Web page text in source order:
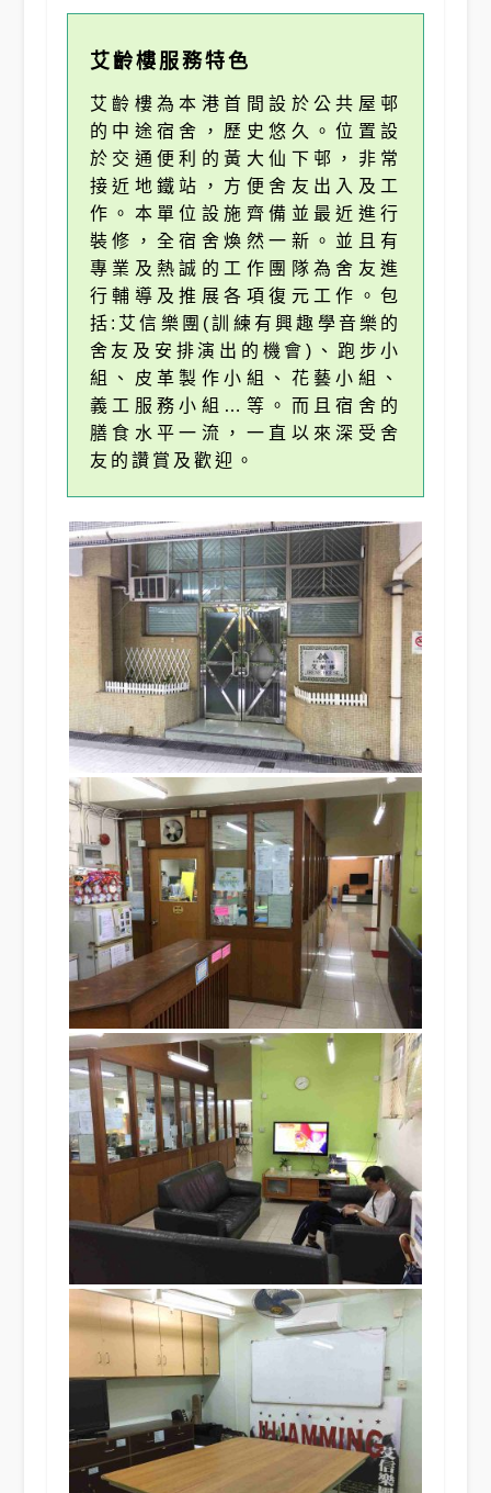
艾齡樓服務特色
艾齡樓為本港首間設於公共屋邨
的中途宿舍，歷史悠久。位置設
於交通便利的黃大仙下邨，非常
接近地鐵站，方便舍友出入及工
作。本單位設施齊備並最近進行
裝修，全宿舍煥然一新。並且有
專業及熱誠的工作團隊為舍友進
行輔導及推展各項復元工作。包
括:艾信樂團(訓練有興趣學音樂的
舍友及安排演出的機會)、跑步小
組、皮革製作小組、花藝小組、
義工服務小組…等。而且宿舍的
膳食水平一流，一直以來深受舍
友的讚賞及歡迎。